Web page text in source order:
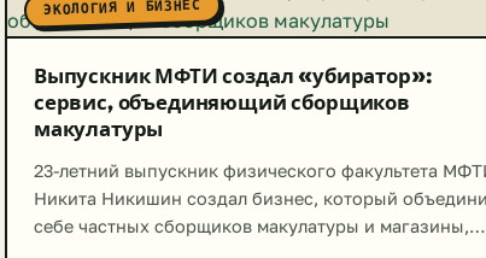
Новокузнецке, Норильске, Омске, […]
ЭКОЛОГИЯ И БИЗНЕС
Выпускник МФТИ создал «убиратор»:
сервис, объединяющий сборщиков
макулатуры
23-летний выпускник физического факультета
Никита Никишин создал бизнес, который
себе частных сборщиков макулатуры и магазины,